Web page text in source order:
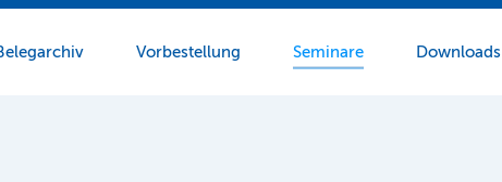
Vorbestellung Seminare Downloads